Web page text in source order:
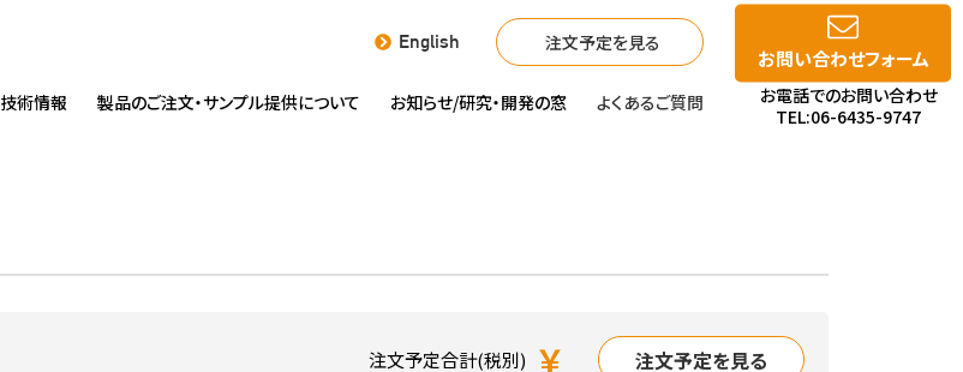
English 注文予定を見る
技術情報 製品のご注文・サンプル提供について お知らせ/研究・開発の窓 よくあるご質問
お問い合わせフォーム
お電話でのお問い合わせ
TEL:06-6435-9747
注文予定合計(税別) ￥ 注文予定を見る